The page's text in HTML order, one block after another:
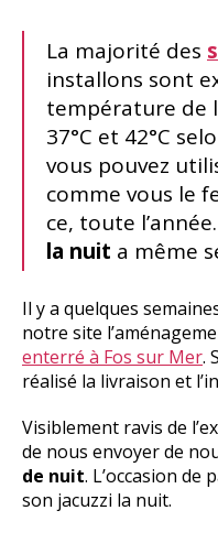
La majorité des
installons sont
température de
37°C et 42°C
vous pouvez
comme vous le
ce, toute l’année.
la nuit a même
Il y a quelques
notre site
enterré à Fos sur Mer.
réalisé la livraison et
Visiblement ravis de
de nous envoyer de
de nuit. L’occasion de
son jacuzzi la nuit.